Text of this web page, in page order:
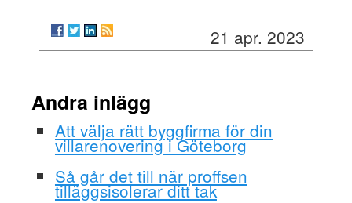
21 apr. 2023
Andra inlägg
Att välja rätt byggfirma för din
villarenovering i Göteborg
Så går det till när proffsen
tilläggsisolerar ditt tak